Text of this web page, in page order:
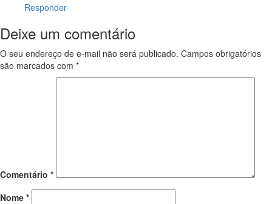
Responder
Deixe um comentário
O seu endereço de e-mail não será publicado. Campos obrigatórios
são marcados com *
Comentário *
Nome *